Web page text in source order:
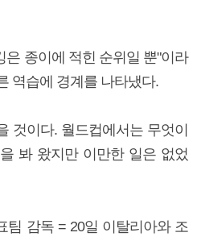
은 종이에 적힌 순위일 뿐"이라
역습에 경계를 나타냈다.
것이다. 월드컵에서는 무엇이
봐 왔지만 이만한 일은 없었
팀 감독 = 20일 이탈리아와 조